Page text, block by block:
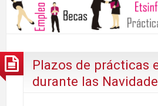
Plazos de prácticas
durante las